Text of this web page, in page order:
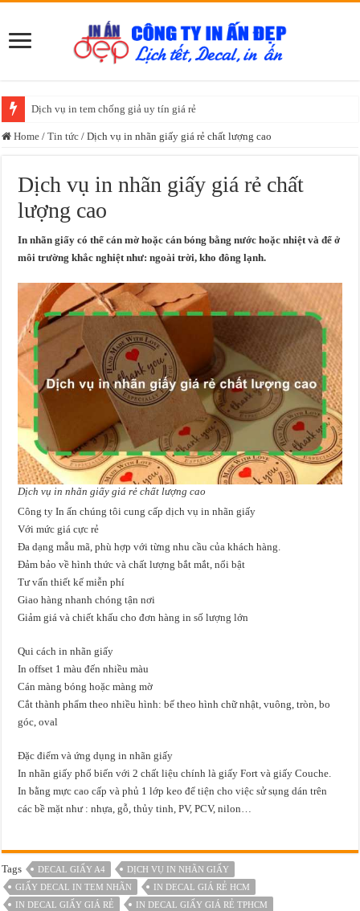
Dịch vụ in tem chống giả uy tín giá rẻ
Dịch vụ in tem bảo hành chuyên nghiệp
Home / Tin tức / Dịch vụ in nhãn giấy giá rẻ chất lượng cao
Dịch vụ in nhãn giấy giá rẻ chất
lượng cao
In nhãn giấy có thể cán mờ hoặc cán bóng bằng nước hoặc nhiệt và để ở
môi trường khắc nghiệt như: ngoài trời, kho đông lạnh.
Dịch vụ in nhãn giấy giá rẻ chất lượng cao
Công ty In ấn chúng tôi cung cấp dịch vụ in nhãn giấy
Với mức giá cực rẻ
Đa dạng mẫu mã, phù hợp với từng nhu cầu của khách hàng.
Đảm bảo về hình thức và chất lượng bắt mắt, nổi bật
Tư vấn thiết kế miễn phí
Giao hàng nhanh chóng tận nơi
Giảm giá và chiết khấu cho đơn hàng in số lượng lớn
Qui cách in nhãn giấy
In offset 1 màu đến nhiều màu
Cán màng bóng hoặc màng mờ
Cắt thành phẩm theo nhiều hình: bế theo hình chữ nhật, vuông, tròn, bo
góc, oval
Đặc điểm và ứng dụng in nhãn giấy
In nhãn giấy phổ biến với 2 chất liệu chính là giấy Fort và giấy Couche.
In bằng mực cao cấp và phủ 1 lớp keo để tiện cho việc sử sụng dán trên
các bề mặt như : nhựa, gỗ, thủy tinh, PV, PCV, nilon…
Tags DECAL GIẤY A4
DỊCH VỤ IN NHÃN GIẤY
GIẤY DECAL IN TEM NHÃN
IN DECAL GIÁ RẺ HCM
IN DECAL GIẤY GIÁ RẺ
IN DECAL GIẤY GIÁ RẺ TPHCM